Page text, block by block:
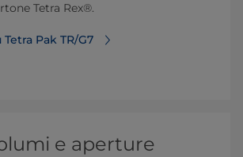
Tetra Rex®.
Pak TR/G7
e aperture